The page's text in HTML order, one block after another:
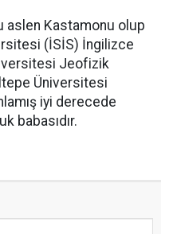
aslen Kastamonu olup
(İSİS) İngilizce
Jeofizik
Üniversitesi
iyi derecede
babasıdır.